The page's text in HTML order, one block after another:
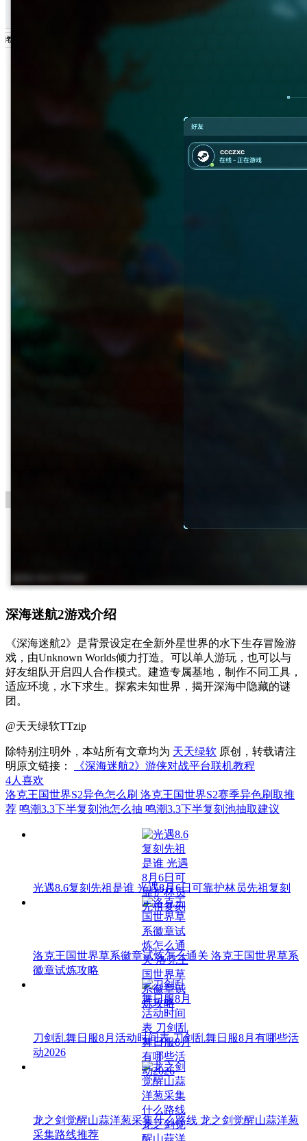
深海迷航2游戏介绍
《深海迷航2》是背景设定在全新外星世界的水下生存冒险游
戏，由Unknown Worlds倾力打造。可以单人游玩，也可以与
好友组队开启四人合作模式。建造专属基地，制作不同工具，
适应环境，水下求生。探索未知世界，揭开深海中隐藏的谜
团。
@天天绿软TTzip
除特别注明外，本站所有文章均为 天天绿软 原创，转载请注
明原文链接：
《深海迷航2》游侠对战平台联机教程
4人喜欢
洛克王国世界S2异色怎么刷 洛克王国世界S2赛季异色刷取推
荐 鸣潮3.3下半复刻池怎么抽 鸣潮3.3下半复刻池抽取建议
光遇8.6复刻先祖是谁 光遇8月6日可靠护林员先祖复刻
洛克王国世界草系徽章试炼怎么通关 洛克王国世界草系
徽章试炼攻略
刀剑乱舞日服8月活动时间表 刀剑乱舞日服8月有哪些活
动2026
龙之剑觉醒山蒜洋葱采集什么路线 龙之剑觉醒山蒜洋葱
采集路线推荐